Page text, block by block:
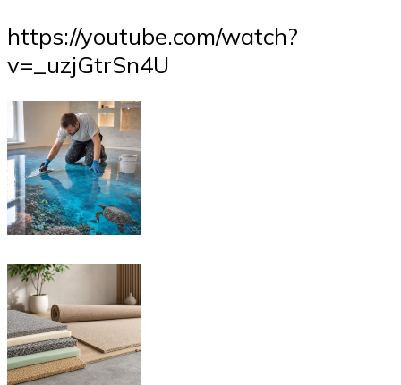
https://youtube.com/watch?
v=_uzjGtrSn4U